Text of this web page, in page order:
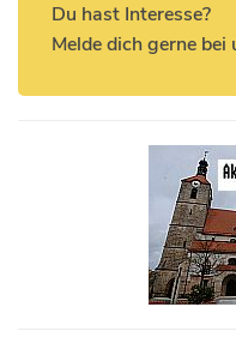
Du hast Interesse?
Melde dich gerne bei